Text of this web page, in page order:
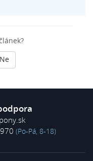
Ne
(Po-Pá, 8-18)